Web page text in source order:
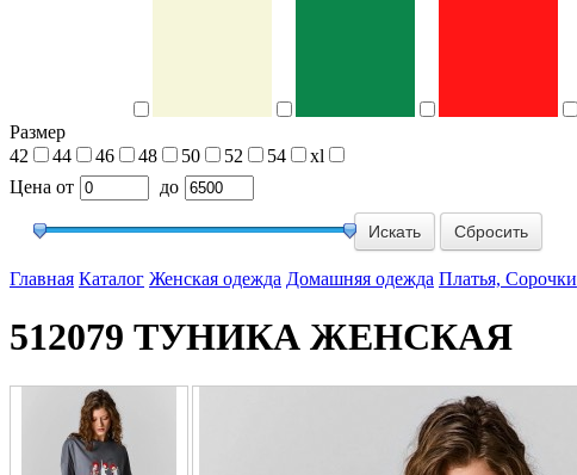
Размер
42
44 46 48 50 52 54
xl
Цена от до
Сбросить
Главная Каталог Женская одежда Домашняя одежда Платья, Сорочки
512079 ТУНИКА ЖЕНСКАЯ